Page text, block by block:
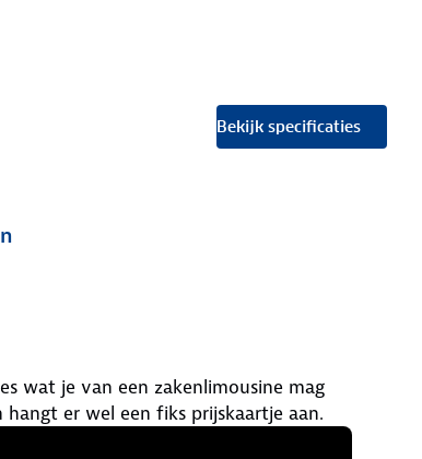
Bekijk specificaties
wat je van een zakenlimousine mag
er wel een fiks prijskaartje aan.